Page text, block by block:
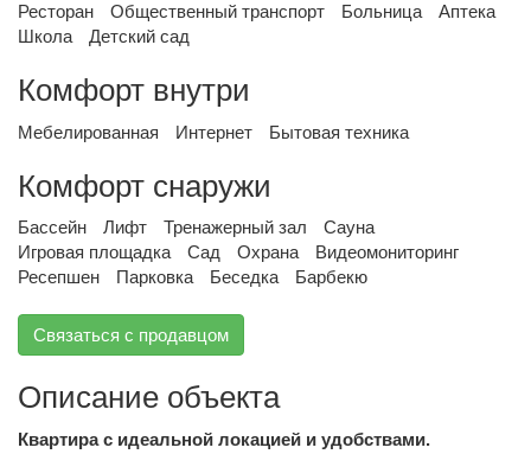
Ресторан
Общественный транспорт Больница
Аптека
Школа
Детский сад
Комфорт внутри
Мебелированная Интернет Бытовая техника
Комфорт снаружи
Бассейн Лифт Тренажерный зал
Сауна
Игровая площадка
Сад Охрана
Видеомониторинг
Ресепшен
Парковка Беседка Барбекю
Связаться с продавцом
Описание объекта
Квартира с идеальной локацией и удобствами.